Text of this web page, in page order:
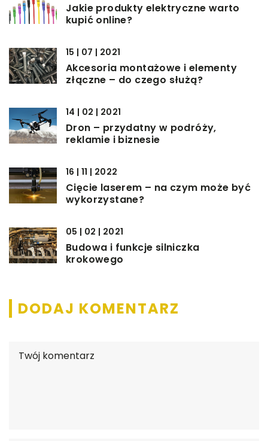
Jakie produkty elektryczne warto
kupić online?
15 | 07 | 2021
Akcesoria montażowe i elementy
złączne – do czego służą?
14 | 02 | 2021
Dron – przydatny w podróży,
reklamie i biznesie
16 | 11 | 2022
Cięcie laserem – na czym może być
wykorzystane?
05 | 02 | 2021
Budowa i funkcje silniczka
krokowego
DODAJ KOMENTARZ